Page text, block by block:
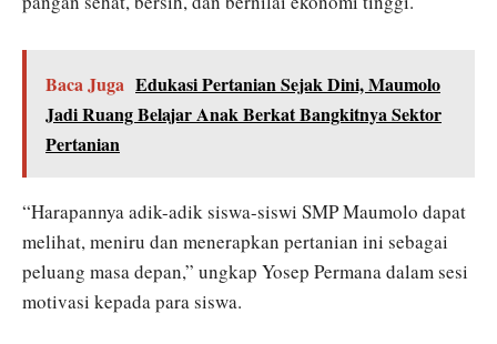
Baca Juga Edukasi Pertanian Sejak Dini, Maumolo
Jadi Ruang Belajar Anak Berkat Bangkitnya Sektor
Pertanian
“Harapannya adik-adik siswa-siswi SMP Maumolo dapat
melihat, meniru dan menerapkan pertanian ini sebagai
peluang masa depan,” ungkap Yosep Permana dalam sesi
motivasi kepada para siswa.